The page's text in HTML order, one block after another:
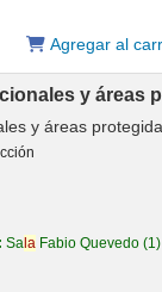
Agregar al
y áreas
y áreas
Sala Fabio Quevedo (1)